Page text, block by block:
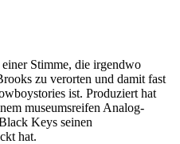
Stimme, die irgendwo
zu verorten und damit fast
ist. Produziert hat
museumsreifen Analog-
Keys seinen
hat.